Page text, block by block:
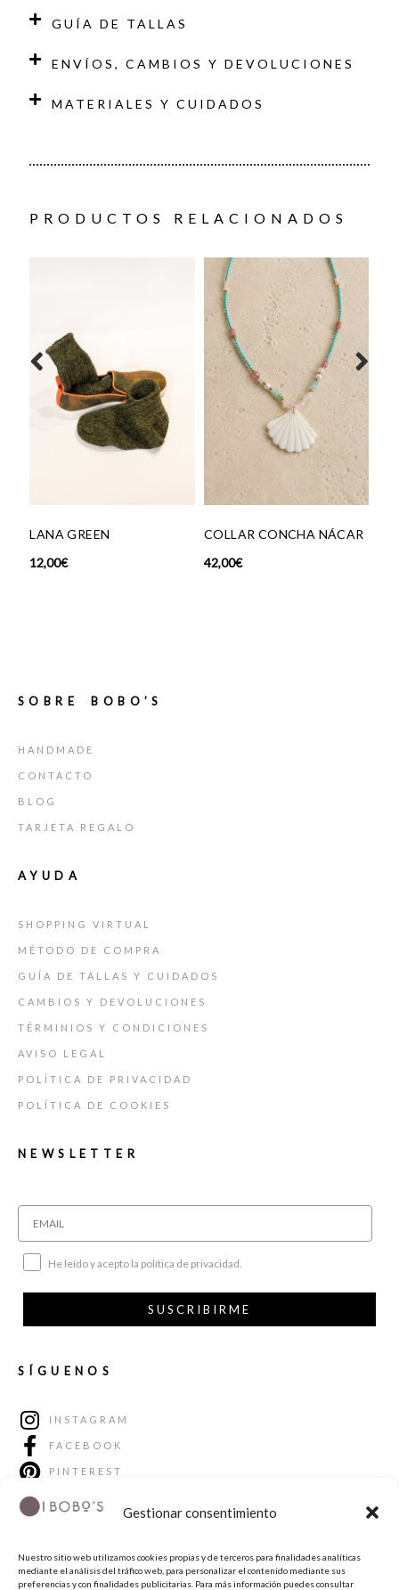
Gestionar consentimiento
Nuestro sitio web utilizamos cookies propias y de terceros para finalidades analíticas
mediante el análisis del tráfico web, para personalizar el contenido mediante sus
preferencias y con finalidades publicitarias. Para más información puedes consultar
GUÍA DE TALLAS
ENVÍOS, CAMBIOS Y DEVOLUCIONES
MATERIALES Y CUIDADOS
PRODUCTOS RELACIONADOS
COLLAR CONCHA NÁCAR
TRÍO CAREY
SOBRE BOBO’S
HANDMADE
CONTACTO
BLOG
TARJETA REGALO
AYUDA
SHOPPING VIRTUAL
MÉTODO DE COMPRA
GUÍA DE TALLAS Y CUIDADOS
CAMBIOS Y DEVOLUCIONES
TÉRMINIOS Y CONDICIONES
AVISO LEGAL
POLÍTICA DE PRIVACIDAD
POLÍTICA DE COOKIES
NEWSLETTER
He leído y acepto la política de privacidad.
SUSCRIBIRME
SÍGUENOS
INSTAGRAM
FACEBOOK
PINTEREST